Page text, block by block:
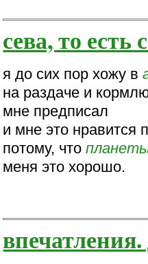
сева, то есть
я до сих пор хожу в
на раздаче и
мне предписал
и мне это нравится
потому, что
меня это хорошо.